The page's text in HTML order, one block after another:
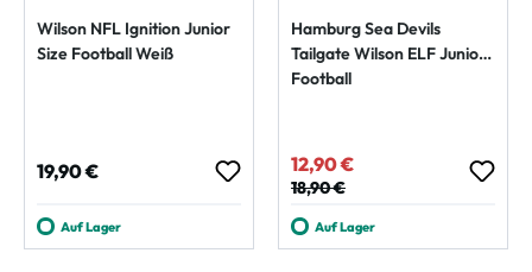
Wilson NFL Ignition Junior
Size Football Weiß
Regulärer Preis:
19,90 €
Auf Lager
Hamburg Sea Devils
Tailgate Wilson ELF Junior
Football
Verkaufspreis:
12,90 €
Regulärer Preis:
18,90 €
Auf Lager